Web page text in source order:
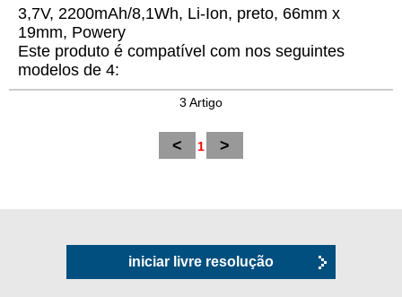
3,7V, 2200mAh/8,1Wh, Li-Ion, preto, 66mm x
19mm, Powery
Este produto é compatível com nos seguintes
modelos de 4:
3 Artigo
< 1 >
iniciar livre resolução